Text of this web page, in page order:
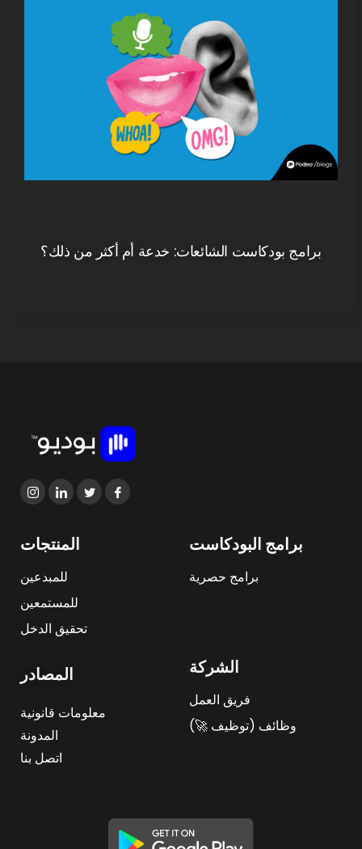
برامج بودكاست الشائعات: خدعة أم أكثر من ذلك؟
المنتجات
للمبدعين
للمستمعين
تحقيق الدخل
برامج البودكاست
برامج حصرية
المصادر
معلومات قانونية
المدونة
اتصل بنا
الشركة
فريق العمل
وظائف (توظيف 🚀)